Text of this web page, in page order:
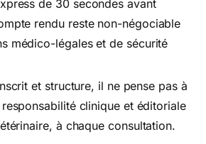
de 30 secondes avant
rendu reste non-négociable
médico-légales et de sécurité
et structure, il ne pense pas à
clinique et éditoriale
à chaque consultation.